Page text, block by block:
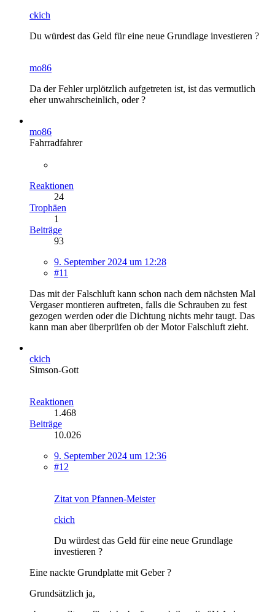
ckich
Du würdest das Geld für eine neue Grundlage investieren ?
mo86
Da der Fehler urplötzlich aufgetreten ist, ist das vermutlich
eher unwahrscheinlich, oder ?
mo86
Fahrradfahrer
Reaktionen
24
Trophäen
1
Beiträge
93
9. September 2024 um 12:28
#11
Das mit der Falschluft kann schon nach dem nächsten Mal
Vergaser montieren auftreten, falls die Schrauben zu fest
gezogen werden oder die Dichtung nichts mehr taugt. Das
kann man aber überprüfen ob der Motor Falschluft zieht.
ckich
Simson-Gott
Reaktionen
1.468
Beiträge
10.026
9. September 2024 um 12:36
#12
Zitat von Pfannen-Meister
ckich
Du würdest das Geld für eine neue Grundlage
investieren ?
Eine nackte Grundplatte mit Geber ?
Grundsätzlich ja,